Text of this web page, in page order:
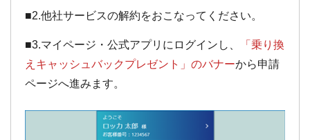
■3.マイページ・公式アプリにログインし、
「乗り換
えキャッシュバックプレゼント」のバナーから申請
ページへ進みます。